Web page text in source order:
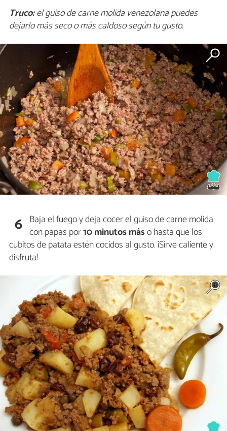
Truco:el guiso de carne molida venezolana puedes
dejarlo más seco o más caldoso según tu gusto.
6 Baja el fuego y deja cocer el guiso de carne molida
con papas por10 minutos máso hasta que los
cubitos de patata estén cocidos al gusto. ¡Sirve caliente y
disfruta!